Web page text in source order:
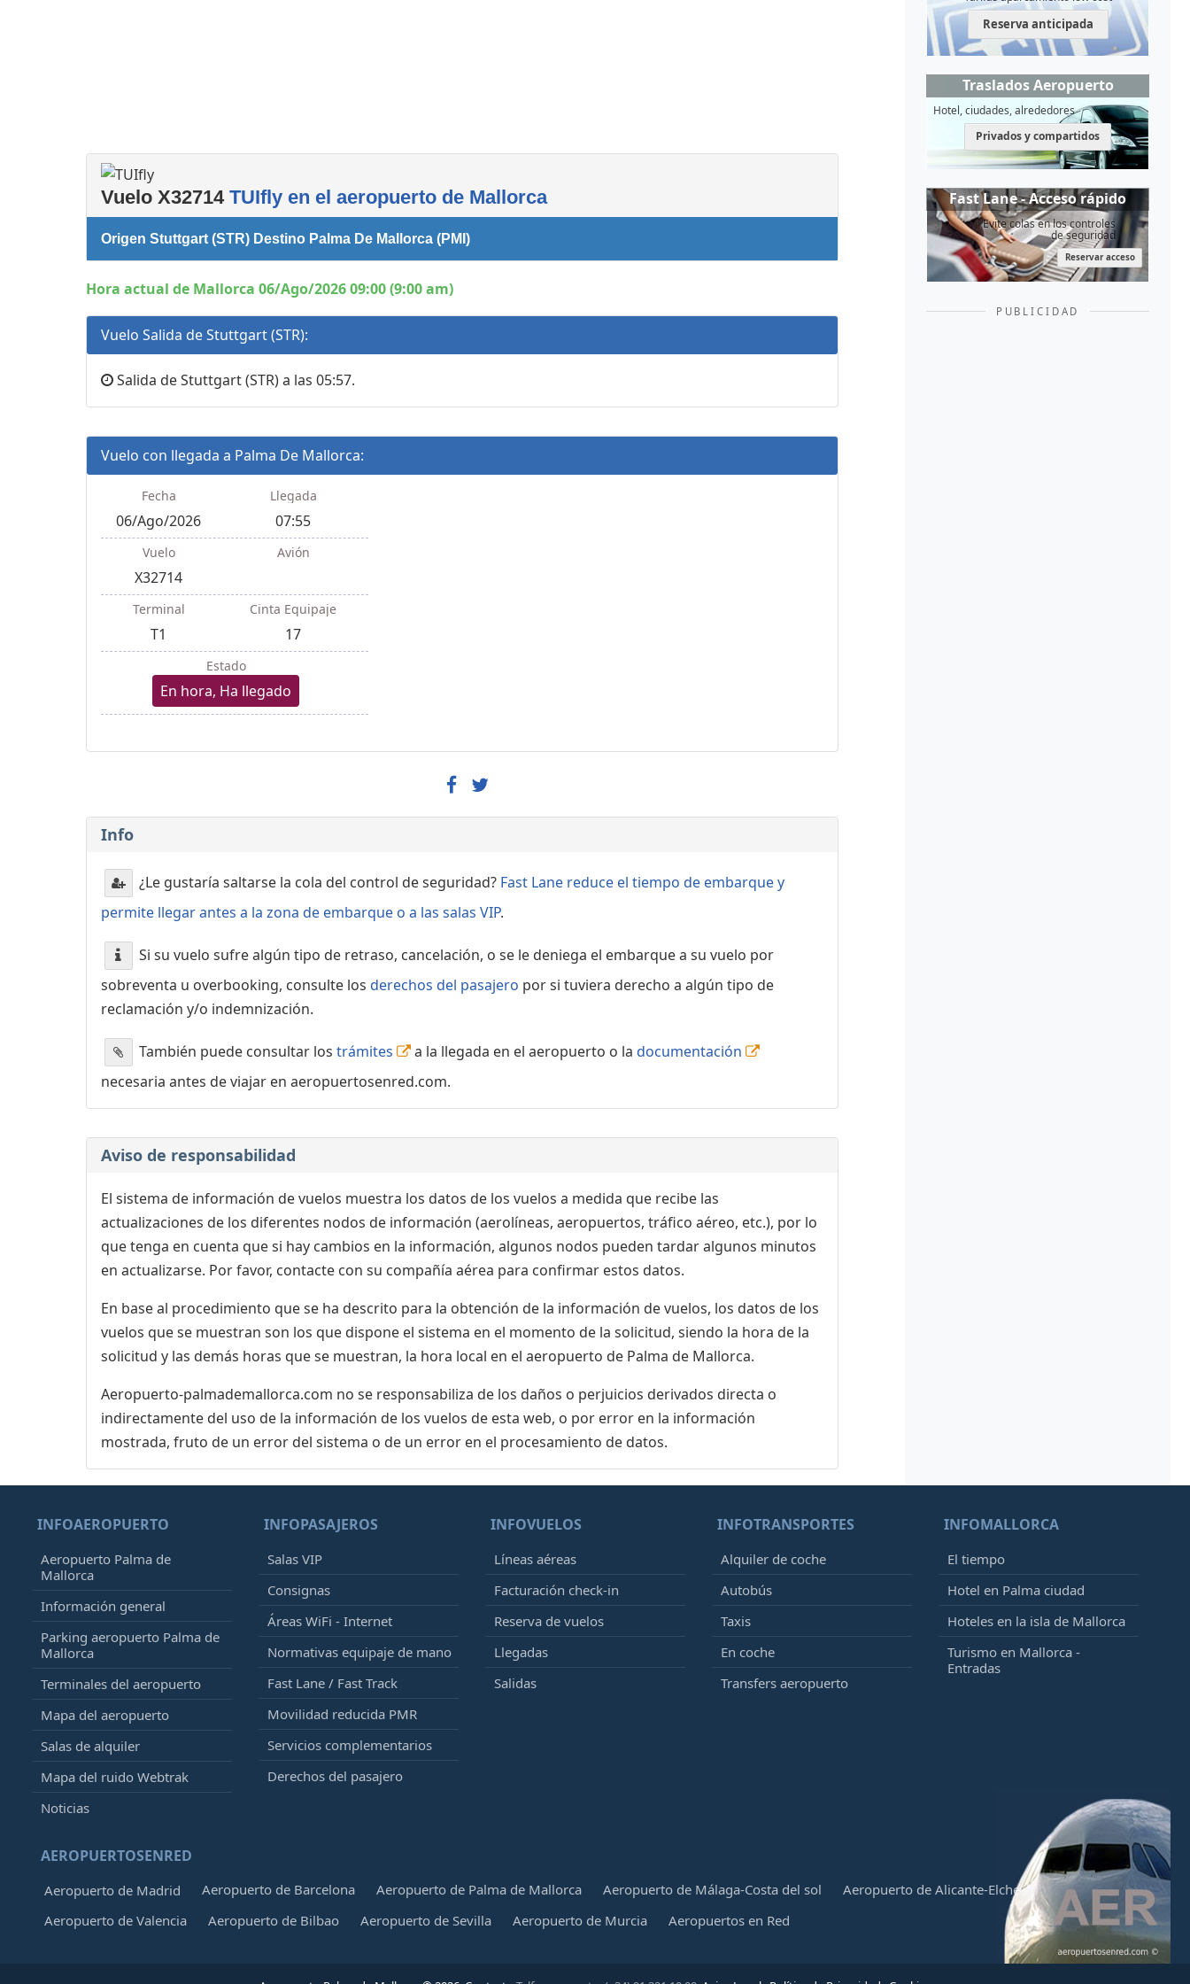
Vuelo X32714 TUIfly en el aeropuerto de Mallorca
Origen Stuttgart (STR) Destino Palma De Mallorca (PMI)
Hora actual de Mallorca 06/Ago/2026 09:00 (9:00 am)
Vuelo Salida de Stuttgart (STR):
Salida de Stuttgart (STR) a las 05:57.
Vuelo con llegada a Palma De Mallorca:
Fecha
06/Ago/2026
Llegada
07:55
Vuelo
X32714
Avión
Terminal
T1
Cinta Equipaje
17
Estado
En hora, Ha llegado
Info
¿Le gustaría saltarse la cola del control de seguridad? Fast Lane reduce el tiempo de embarque y
permite llegar antes a la zona de embarque o a las salas VIP.
Si su vuelo sufre algún tipo de retraso, cancelación, o se le deniega el embarque a su vuelo por
sobreventa u overbooking, consulte los derechos del pasajero por si tuviera derecho a algún tipo de
reclamación y/o indemnización.
También puede consultar los trámites a la llegada en el aeropuerto o la documentación
necesaria antes de viajar en aeropuertosenred.com.
Aviso de responsabilidad
El sistema de información de vuelos muestra los datos de los vuelos a medida que recibe las
actualizaciones de los diferentes nodos de información (aerolíneas, aeropuertos, tráfico aéreo, etc.), por lo
que tenga en cuenta que si hay cambios en la información, algunos nodos pueden tardar algunos minutos
en actualizarse. Por favor, contacte con su compañía aérea para confirmar estos datos.
En base al procedimiento que se ha descrito para la obtención de la información de vuelos, los datos de los
vuelos que se muestran son los que dispone el sistema en el momento de la solicitud, siendo la hora de la
solicitud y las demás horas que se muestran, la hora local en el aeropuerto de Palma de Mallorca.
Aeropuerto-palmademallorca.com no se responsabiliza de los daños o perjuicios derivados directa o
indirectamente del uso de la información de los vuelos de esta web, o por error en la información
mostrada, fruto de un error del sistema o de un error en el procesamiento de datos.
Reserva anticipada
Traslados Aeropuerto
Hotel, ciudades, alrededores
Privados y compartidos
Fast Lane - Acceso rápido
Evite colas en los controles
de seguridad
Reservar acceso
PUBLICIDAD
INFOAEROPUERTO
Aeropuerto Palma de
Mallorca
Información general
Parking aeropuerto Palma de
Mallorca
Terminales del aeropuerto
Mapa del aeropuerto
Salas de alquiler
Mapa del ruido Webtrak
Noticias
INFOPASAJEROS
Salas VIP
Consignas
Áreas WiFi - Internet
Normativas equipaje de mano
Fast Lane / Fast Track
Movilidad reducida PMR
Servicios complementarios
Derechos del pasajero
INFOVUELOS
Líneas aéreas
Facturación check-in
Reserva de vuelos
Llegadas
Salidas
INFOTRANSPORTES
Alquiler de coche
Autobús
Taxis
En coche
Transfers aeropuerto
INFOMALLORCA
El tiempo
Hotel en Palma ciudad
Hoteles en la isla de Mallorca
Turismo en Mallorca -
Entradas
AEROPUERTOSENRED
Aeropuerto de Madrid Aeropuerto de Barcelona Aeropuerto de Palma de Mallorca Aeropuerto de Málaga-Costa del sol
Aeropuerto de Alicante-Elche
Aeropuerto de Valencia
Aeropuerto de Bilbao Aeropuerto de Sevilla Aeropuerto de Murcia Aeropuertos en Red